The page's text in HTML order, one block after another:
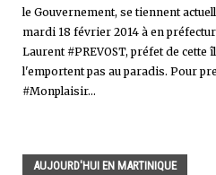
le Gouvernement, se tiennent
mardi 18 février 2014 à en
Laurent #PREVOST, préfet de cette
l'emportent pas au paradis. Pour
#Monplaisir...
AUJOURD'HUI EN MARTINIQUE